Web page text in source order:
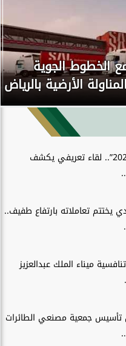
الخطوط الجوية
الأرضية بالرياض
مؤتمر ”أبشر 2025”.. لقاء تعريفي يكشف
يختتم تعاملاته بارتفاع طفيف..
ميناء الملك عبدالعزيز
تأسيس جمعية مصنعي الطائرات